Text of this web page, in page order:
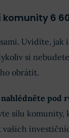
6
Uvidíte, jak
si
obrátit.
pod
sílu komunity,
vašich